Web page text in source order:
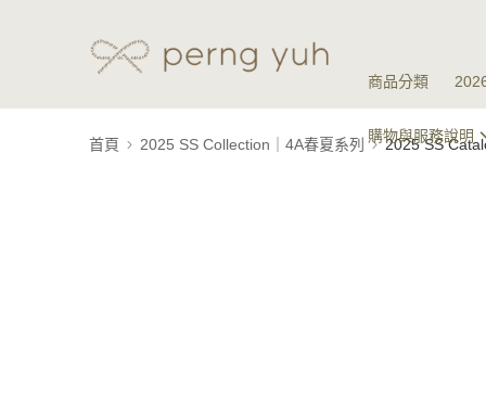
商品分類
購物與服務說明
首頁 2025 SS Collection｜4A春夏系列 2025 SS